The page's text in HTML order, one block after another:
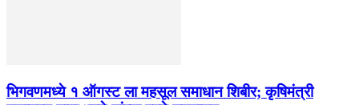
भिगवणमध्ये १ ऑगस्ट ला महसूल समाधान शिबीर; कृषिमंत्री